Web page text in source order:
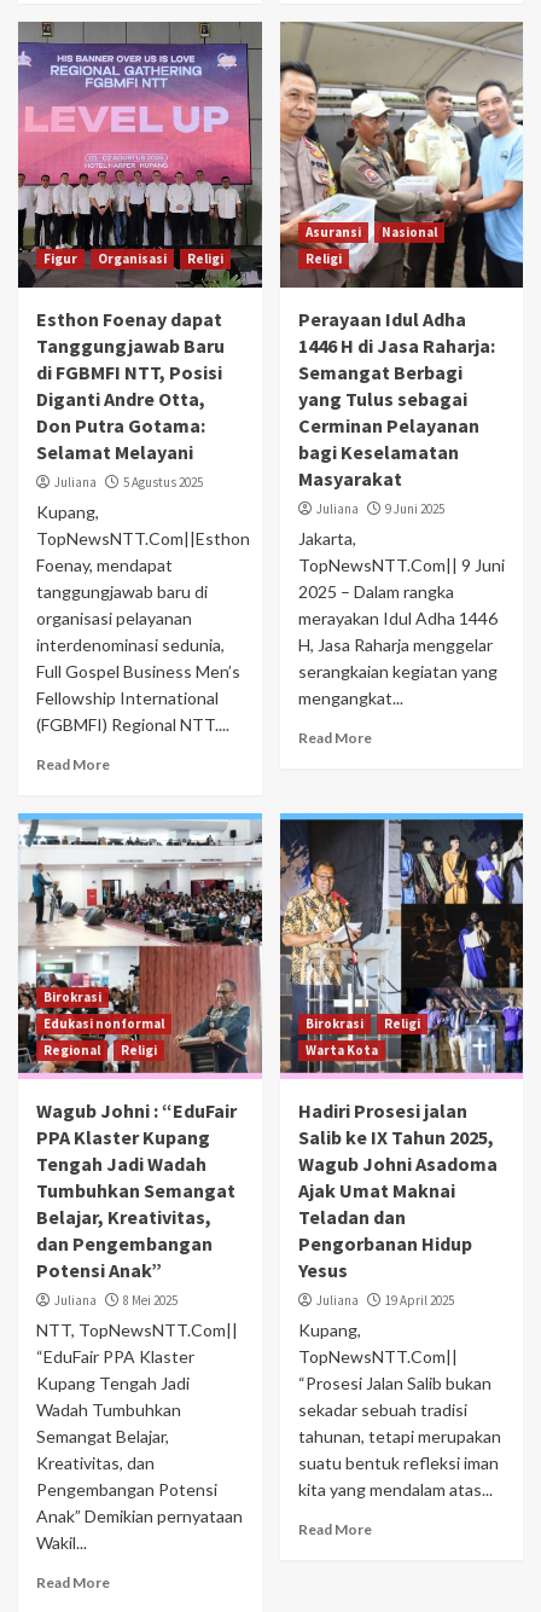
Figur Organisasi Religi
Esthon Foenay dapat
Tanggungjawab Baru
di FGBMFI NTT, Posisi
Diganti Andre Otta,
Don Putra Gotama:
Selamat Melayani
Juliana 5 Agustus 2025
Kupang,
TopNewsNTT.Com||Esthon
Foenay, mendapat
tanggungjawab baru di
organisasi pelayanan
interdenominasi sedunia,
Full Gospel Business Men’s
Fellowship International
(FGBMFI) Regional NTT....
Read More
Asuransi
Nasional
Religi
Perayaan Idul Adha
1446 H di Jasa Raharja:
Semangat Berbagi
yang Tulus sebagai
Cerminan Pelayanan
bagi Keselamatan
Masyarakat
Juliana 9 Juni 2025
Jakarta,
TopNewsNTT.Com|| 9 Juni
2025 – Dalam rangka
merayakan Idul Adha 1446
H, Jasa Raharja menggelar
serangkaian kegiatan yang
mengangkat...
Read More
Birokrasi
Edukasi nonformal
Regional
Religi
Wagub Johni : “EduFair
PPA Klaster Kupang
Tengah Jadi Wadah
Tumbuhkan Semangat
Belajar, Kreativitas,
dan Pengembangan
Potensi Anak”
Juliana 8 Mei 2025
NTT, TopNewsNTT.Com||
“EduFair PPA Klaster
Kupang Tengah Jadi
Wadah Tumbuhkan
Semangat Belajar,
Kreativitas, dan
Pengembangan Potensi
Anak” Demikian pernyataan
Wakil...
Read More
Birokrasi
Religi
Warta Kota
Hadiri Prosesi jalan
Salib ke IX Tahun 2025,
Wagub Johni Asadoma
Ajak Umat Maknai
Teladan dan
Pengorbanan Hidup
Yesus
Juliana 19 April 2025
Kupang,
TopNewsNTT.Com||
“Prosesi Jalan Salib bukan
sekadar sebuah tradisi
tahunan, tetapi merupakan
suatu bentuk refleksi iman
kita yang mendalam atas...
Read More